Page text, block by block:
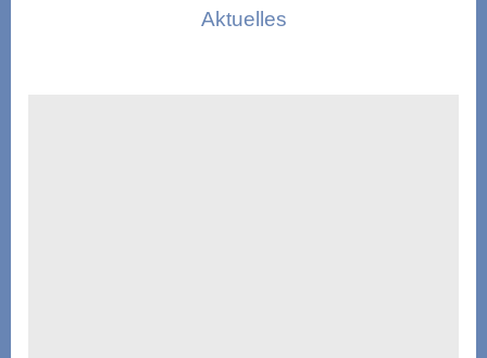
Aktuelles